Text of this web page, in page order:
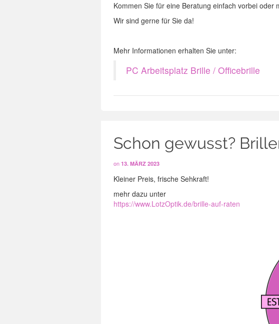
Kommen Sie für eine Beratung einfach vorbei oder
Wir sind gerne für Sie da!
Mehr Informationen erhalten Sie unter:
PC Arbeitsplatz Brille / Officebrille
Schon gewusst?
on 13. MÄRZ 2023
Kleiner Preis, frische Sehkraft!
mehr dazu unter
https://www.LotzOptik.de/brille-auf-raten